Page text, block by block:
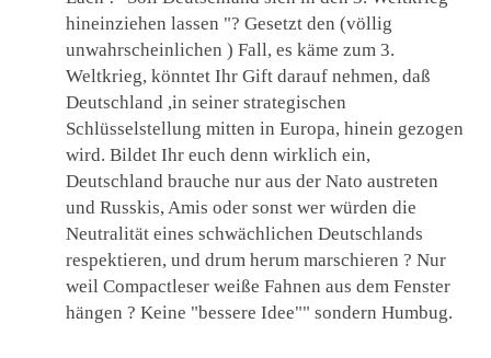
hineinziehen lassen "? Gesetzt den (völlig
unwahrscheinlichen ) Fall, es käme zum 3.
Weltkrieg, könntet Ihr Gift darauf nehmen, daß
Deutschland ,in seiner strategischen
Schlüsselstellung mitten in Europa, hinein gezogen
wird. Bildet Ihr euch denn wirklich ein,
Deutschland brauche nur aus der Nato austreten
und Russkis, Amis oder sonst wer würden die
Neutralität eines schwächlichen Deutschlands
respektieren, und drum herum marschieren ? Nur
weil Compactleser weiße Fahnen aus dem Fenster
hängen ? Keine "bessere Idee"" sondern Humbug.